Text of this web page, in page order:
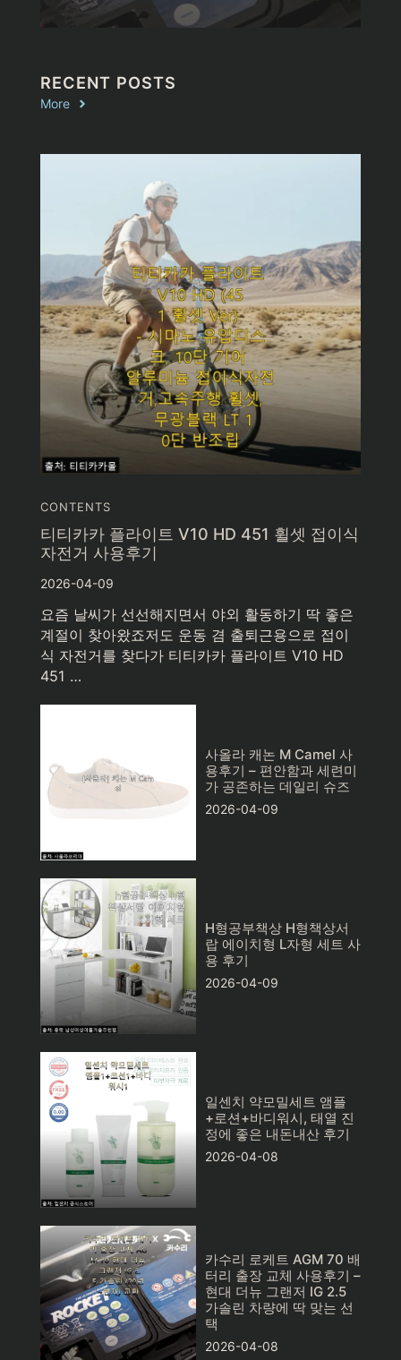
RECENT POSTS
More
CONTENTS
티티카카 플라이트 V10 HD 451 휠셋 접이식
자전거 사용후기
2026-04-09
요즘 날씨가 선선해지면서 야외 활동하기 딱 좋은
계절이 찾아왔죠저도 운동 겸 출퇴근용으로 접이
식 자전거를 찾다가 티티카카 플라이트 V10 HD
451 …
사올라 캐논 M Camel 사
용후기 – 편안함과 세련미
가 공존하는 데일리 슈즈
2026-04-09
H형공부책상 H형책상서
랍 에이치형 L자형 세트 사
용 후기
2026-04-09
일센치 약모밀세트 앰플
+로션+바디워시, 태열 진
정에 좋은 내돈내산 후기
2026-04-08
카수리 로케트 AGM 70 배
터리 출장 교체 사용후기 –
현대 더뉴 그랜저 IG 2.5
가솔린 차량에 딱 맞는 선
택
2026-04-08